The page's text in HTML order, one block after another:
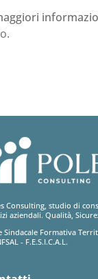
Consulting, studio di
aziendali. Qualità,
Sindacale Formativa
- F.E.S.I.C.A.L.